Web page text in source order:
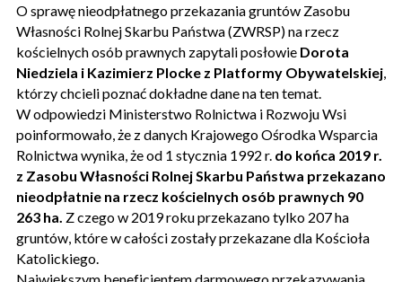
O sprawę nieodpłatnego przekazania gruntów Zasobu
Własności Rolnej Skarbu Państwa (ZWRSP) na rzecz
kościelnych osób prawnych zapytali posłowie Dorota
Niedziela i Kazimierz Plocke z Platformy Obywatelskiej,
którzy chcieli poznać dokładne dane na ten temat.
W odpowiedzi Ministerstwo Rolnictwa i Rozwoju Wsi
poinformowało, że z danych Krajowego Ośrodka Wsparcia
Rolnictwa wynika, że od 1 stycznia 1992 r. do końca 2019 r.
z Zasobu Własności Rolnej Skarbu Państwa przekazano
nieodpłatnie na rzecz kościelnych osób prawnych 90
263 ha. Z czego w 2019 roku przekazano tylko 207 ha
gruntów, które w całości zostały przekazane dla Kościoła
Katolickiego.